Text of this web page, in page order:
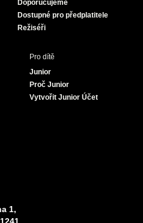
Doporučujeme
Dostupné pro předplatitele
Režiséři
Pro dítě
Junior
Proč Junior
Vytvořit Junior Účet
1,